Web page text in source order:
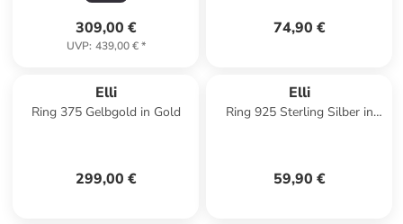
309,00 €
UVP: 439,00 €*
74,90 €
Elli
Ring 375 Gelbgold in Gold
299,00 €
Elli
Ring 925 Sterling Silber in
59,90 €